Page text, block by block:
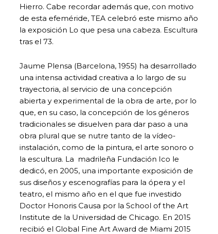
Hierro. Cabe recordar además que, con motivo
de esta efeméride, TEA celebró este mismo año
la exposición Lo que pesa una cabeza. Escultura
tras el 73.
Jaume Plensa (Barcelona, 1955) ha desarrollado
una intensa actividad creativa a lo largo de su
trayectoria, al servicio de una concepción
abierta y experimental de la obra de arte, por lo
que, en su caso, la concepción de los géneros
tradicionales se disuelven para dar paso a una
obra plural que se nutre tanto de la vídeo-
instalación, como de la pintura, el arte sonoro o
la escultura. La madrileña Fundación Ico le
dedicó, en 2005, una importante exposición de
sus diseños y escenografías para la ópera y el
teatro, el mismo año en el que fue investido
Doctor Honoris Causa por la School of the Art
Institute de la Universidad de Chicago. En 2015
recibió el Global Fine Art Award de Miami 2015